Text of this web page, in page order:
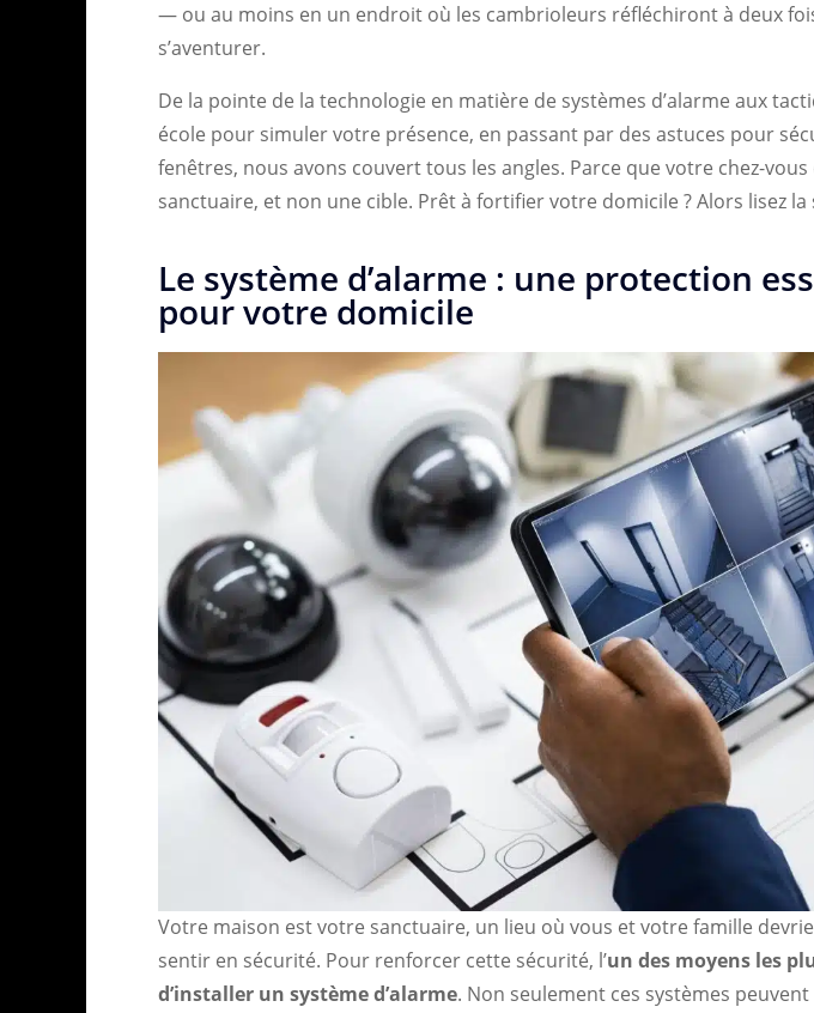
— ou au moins en un endroit où les cambrioleurs réfléchiront à deux
s’aventurer.
De la pointe de la technologie en matière de systèmes d’alarme aux
école pour simuler votre présence, en passant par des astuces pour
fenêtres, nous avons couvert tous les angles. Parce que votre chez-
sanctuaire, et non une cible. Prêt à fortifier votre domicile ? Alors lisez la
Le système d’alarme : une protection
pour votre domicile
Votre maison est votre sanctuaire, un lieu où vous et votre famille
sentir en sécurité. Pour renforcer cette sécurité, l’un des moyens les
d’installer un système d’alarme. Non seulement ces systèmes